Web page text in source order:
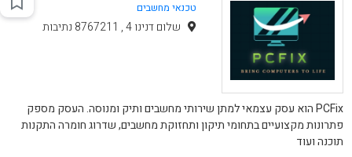
טכנאי מחשבים
שלום דנינו 4 , 8767211 נתיבות
PCFix הוא עסק עצמאי למתן שירותי מחשבים ותיק ומנוסה. העסק מספק
פתרונות מקצועיים בתחומי תיקון ותחזוקת מחשבים, שדרוג חומרה התקנות
תוכנה ועוד